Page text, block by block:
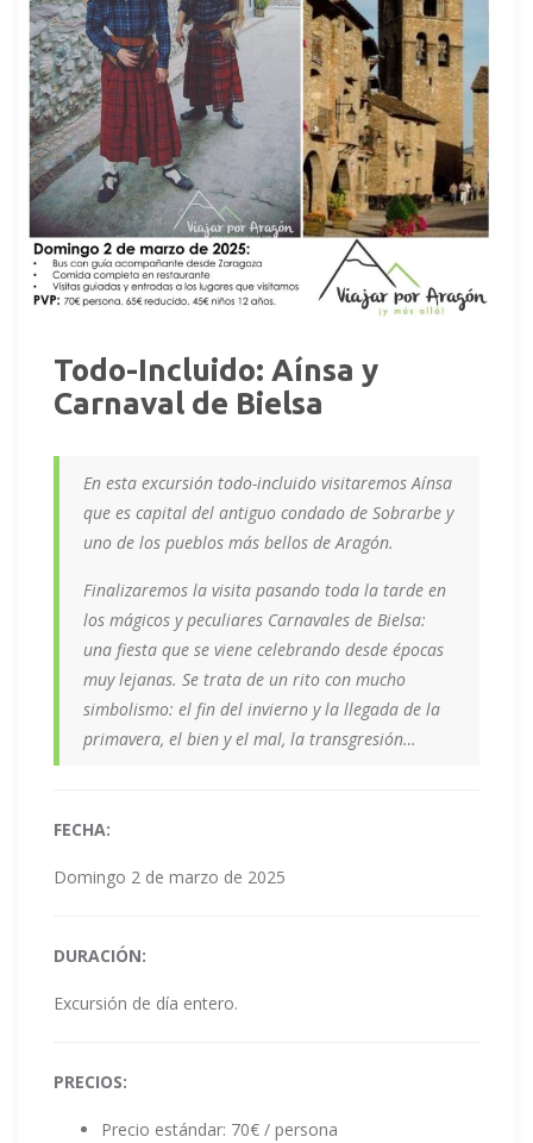
Todo-Incluido: Aínsa y
Carnaval de Bielsa
En esta excursión todo-incluido visitaremos Aínsa
que es capital del antiguo condado de Sobrarbe y
uno de los pueblos más bellos de Aragón.
Finalizaremos la visita pasando toda la tarde en
los mágicos y peculiares Carnavales de Bielsa:
una fiesta que se viene celebrando desde épocas
muy lejanas. Se trata de un rito con mucho
simbolismo: el fin del invierno y la llegada de la
primavera, el bien y el mal, la transgresión…
FECHA:
Domingo 2 de marzo de 2025
DURACIÓN:
Excursión de día entero.
PRECIOS:
Precio estándar: 70€ / persona